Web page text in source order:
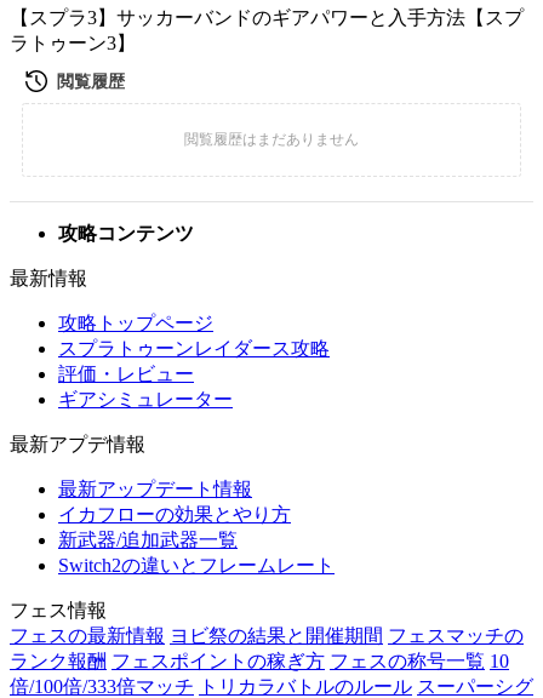
【スプラ3】サッカーバンドのギアパワーと入手方法【スプ
ラトゥーン3】
攻略コンテンツ
最新情報
攻略トップページ
スプラトゥーンレイダース攻略
評価・レビュー
ギアシミュレーター
最新アプデ情報
最新アップデート情報
イカフローの効果とやり方
新武器/追加武器一覧
Switch2の違いとフレームレート
フェス情報
フェスの最新情報 ヨビ祭の結果と開催期間 フェスマッチの
ランク報酬 フェスポイントの稼ぎ方 フェスの称号一覧 10
倍/100倍/333倍マッチ
トリカラバトルのルール スーパーシグ